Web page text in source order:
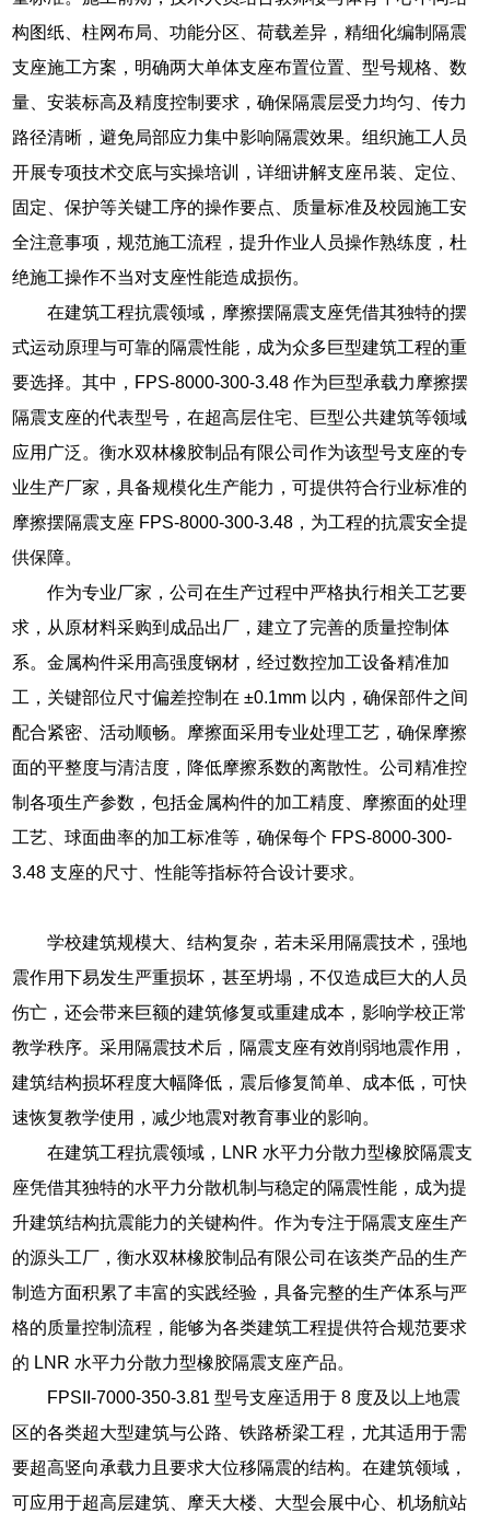
构图纸、柱网布局、功能分区、荷载差异，精细化编制隔震
支座施工方案，明确两大单体支座布置位置、型号规格、数
量、安装标高及精度控制要求，确保隔震层受力均匀、传力
路径清晰，避免局部应力集中影响隔震效果。组织施工人员
开展专项技术交底与实操培训，详细讲解支座吊装、定位、
固定、保护等关键工序的操作要点、质量标准及校园施工安
全注意事项，规范施工流程，提升作业人员操作熟练度，杜
绝施工操作不当对支座性能造成损伤。
在建筑工程抗震领域，摩擦摆隔震支座凭借其独特的摆
式运动原理与可靠的隔震性能，成为众多巨型建筑工程的重
要选择。其中，FPS-8000-300-3.48 作为巨型承载力摩擦摆
隔震支座的代表型号，在超高层住宅、巨型公共建筑等领域
应用广泛。衡水双林橡胶制品有限公司作为该型号支座的专
业生产厂家，具备规模化生产能力，可提供符合行业标准的
摩擦摆隔震支座 FPS-8000-300-3.48，为工程的抗震安全提
供保障。
作为专业厂家，公司在生产过程中严格执行相关工艺要
求，从原材料采购到成品出厂，建立了完善的质量控制体
系。金属构件采用高强度钢材，经过数控加工设备精准加
工，关键部位尺寸偏差控制在 ±0.1mm 以内，确保部件之间
配合紧密、活动顺畅。摩擦面采用专业处理工艺，确保摩擦
面的平整度与清洁度，降低摩擦系数的离散性。公司精准控
制各项生产参数，包括金属构件的加工精度、摩擦面的处理
工艺、球面曲率的加工标准等，确保每个 FPS-8000-300-
3.48 支座的尺寸、性能等指标符合设计要求。
学校建筑规模大、结构复杂，若未采用隔震技术，强地
震作用下易发生严重损坏，甚至坍塌，不仅造成巨大的人员
伤亡，还会带来巨额的建筑修复或重建成本，影响学校正常
教学秩序。采用隔震技术后，隔震支座有效削弱地震作用，
建筑结构损坏程度大幅降低，震后修复简单、成本低，可快
速恢复教学使用，减少地震对教育事业的影响。
在建筑工程抗震领域，LNR 水平力分散力型橡胶隔震支
座凭借其独特的水平力分散机制与稳定的隔震性能，成为提
升建筑结构抗震能力的关键构件。作为专注于隔震支座生产
的源头工厂，衡水双林橡胶制品有限公司在该类产品的生产
制造方面积累了丰富的实践经验，具备完整的生产体系与严
格的质量控制流程，能够为各类建筑工程提供符合规范要求
的 LNR 水平力分散力型橡胶隔震支座产品。
FPSII-7000-350-3.81 型号支座适用于 8 度及以上地震
区的各类超大型建筑与公路、铁路桥梁工程，尤其适用于需
要超高竖向承载力且要求大位移隔震的结构。在建筑领域，
可应用于超高层建筑、摩天大楼、大型会展中心、机场航站